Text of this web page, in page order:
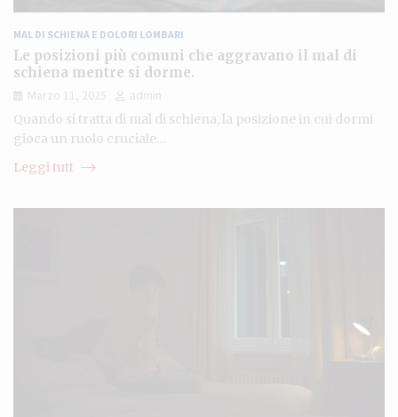
MAL DI SCHIENA E DOLORI LOMBARI
Le posizioni più comuni che aggravano il mal di
schiena mentre si dorme.
Marzo 11, 2025
admin
Quando si tratta di mal di schiena, la posizione in cui dormi
gioca un ruolo cruciale…
Leggi tutt